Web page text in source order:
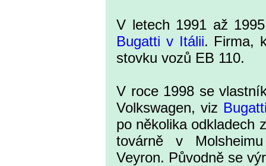
V letech 1991 až
Bugatti v Itálii. Firma,
stovku vozů EB 110.
V roce 1998 se
Volkswagen, viz
po několika odkladech
továrně v
Veyron. Původně se